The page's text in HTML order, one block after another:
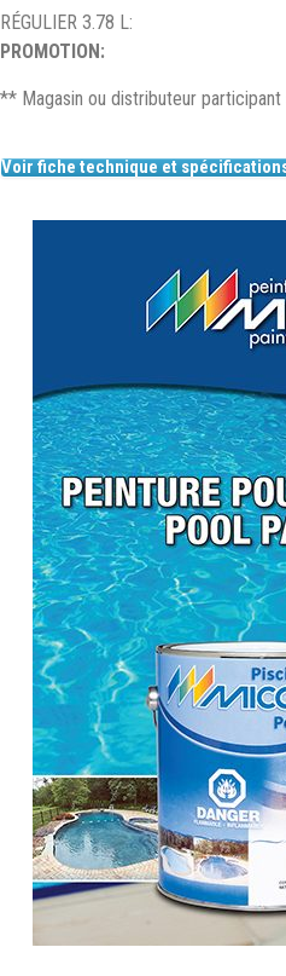
RÉGULIER 3.78 L:
PROMOTION:
** Magasin ou distributeur participant
Voir fiche technique et